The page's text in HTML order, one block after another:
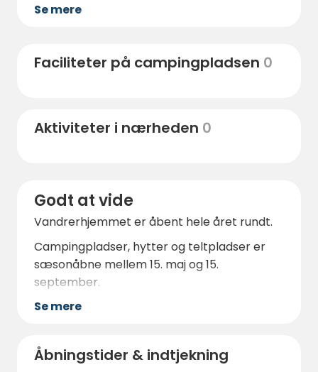
Se mere
Faciliteter på campingpladsen 0
Aktiviteter i nærheden 0
Godt at vide
Vandrerhjemmet er åbent hele året rundt.
Campingpladser, hytter og teltpladser er
sæsonåbne mellem 15. maj og 15.
september.
Se mere
Åbningstider & indtjekning